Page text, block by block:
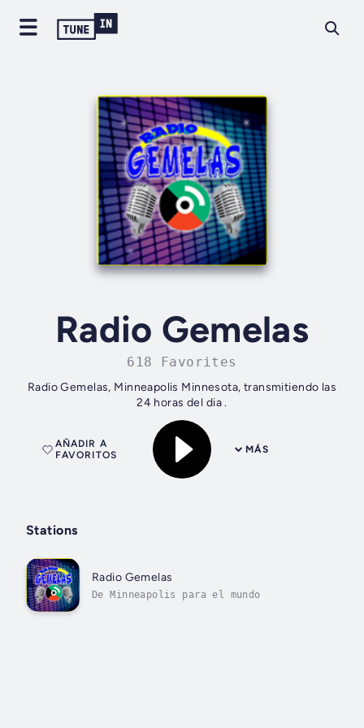
Radio Gemelas
618 Favorites
Radio Gemelas, Minneapolis Minnesota, transmitiendo las
24 horas del dia .
MÁS
AÑADIR A
FAVORITOS
Stations
Radio Gemelas
De Minneapolis para el mundo